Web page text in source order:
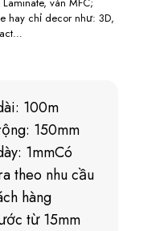
hay chỉ decor như: 3D,
100m
150mm
1mmCó
theo nhu cầu
hàng
từ 15mm